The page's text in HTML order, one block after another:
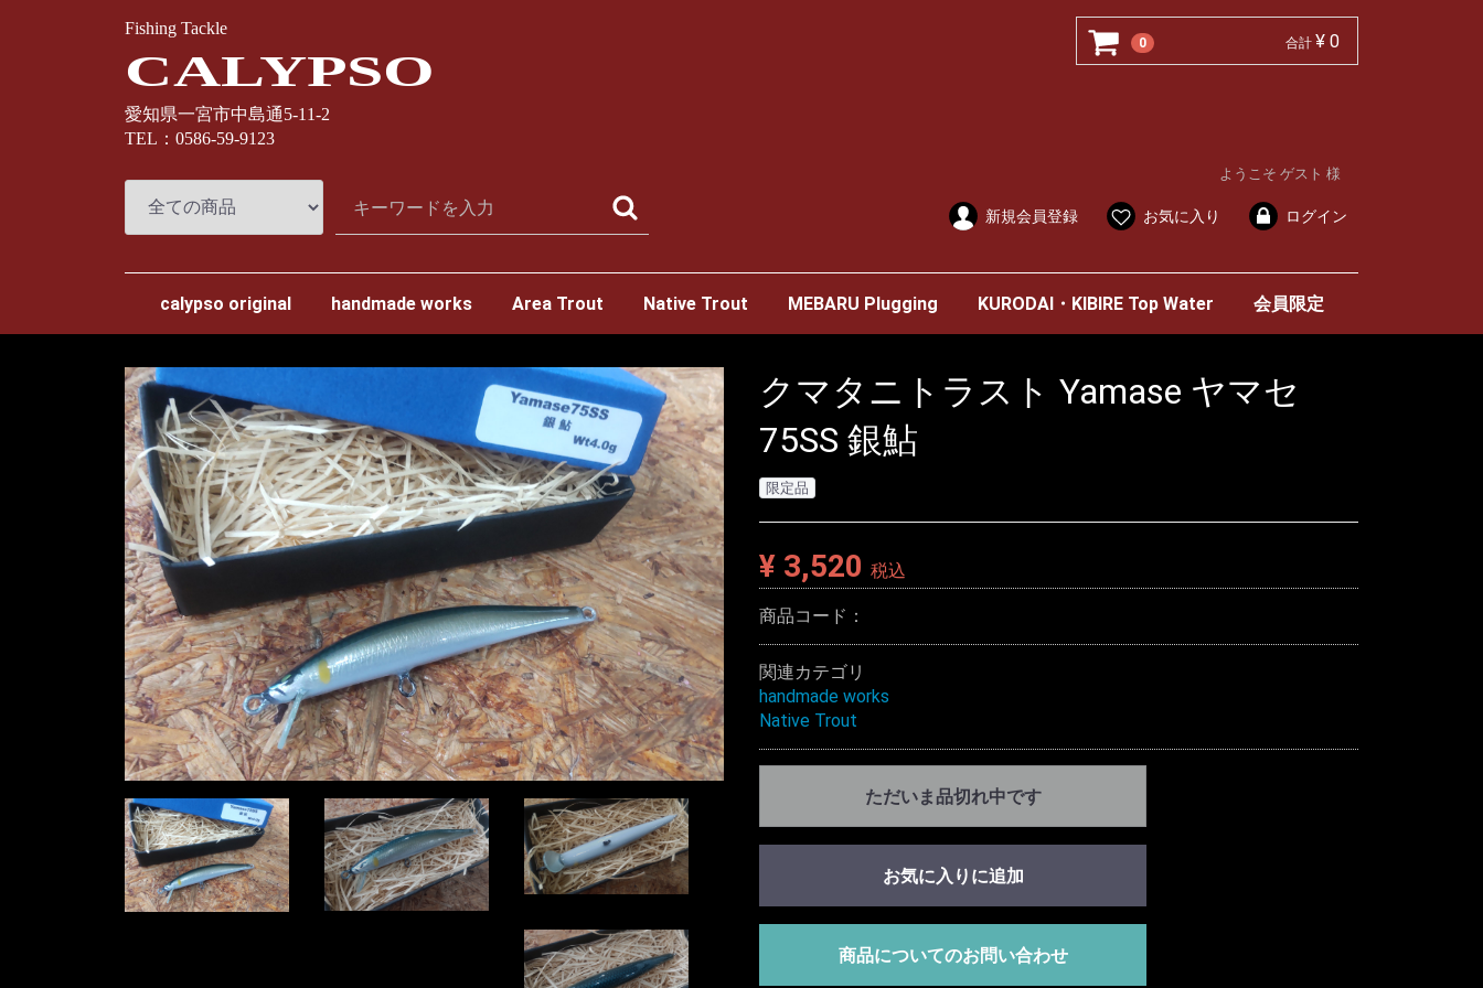
Fishing Tackle
CALYPSO
愛知県一宮市中島通5-11-2
TEL：0586-59-9123
0 合計 ¥ 0
ようこそ ゲスト 様
新規会員登録 お気に入り ログイン
calypso original handmade works Area Trout Native Trout MEBARU Plugging KURODAI・KIBIRE Top Water 会員限定
クマタニトラスト Yamase ヤマセ
75SS 銀鮎
限定品
¥ 3,520 税込
商品コード：
関連カテゴリ
handmade works
Native Trout
ただいま品切れ中です
お気に入りに追加
商品についてのお問い合わせ